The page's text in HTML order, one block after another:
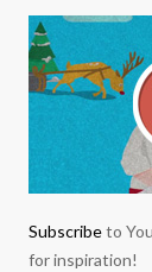
Subscribeto
for inspiration!